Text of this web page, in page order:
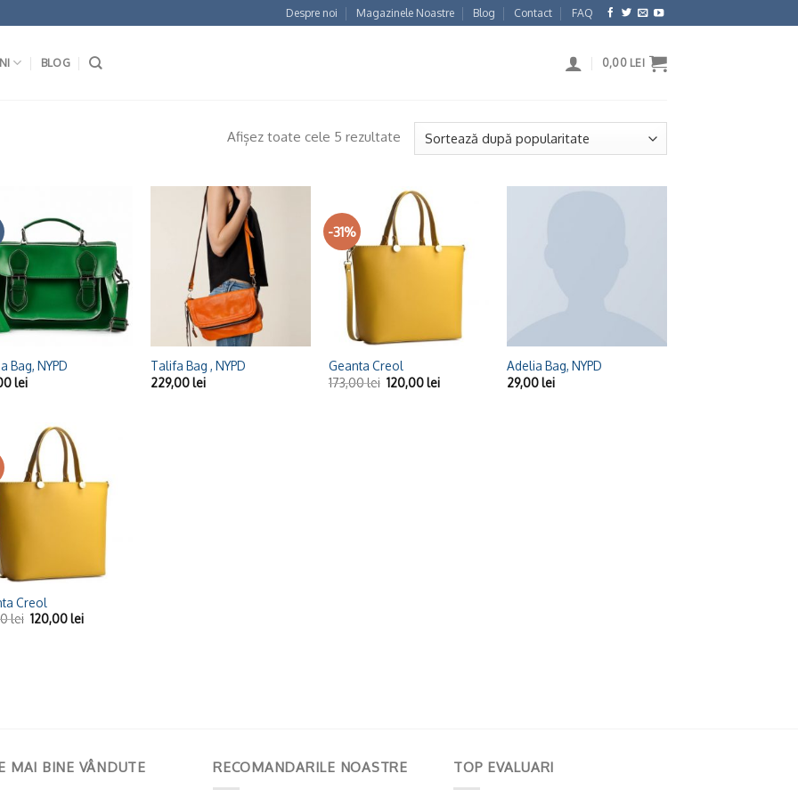
Despre noi Magazinele Noastre Blog Contact FAQ
BLOG 0,00 LEI
Afișez toate cele 5 rezultate
la
Wishlist
Bag, NYPD
lei
Wishlist
Talifa Bag , NYPD
229,00lei
-31%
la
Wishlist
+
Geanta Creol
173,00lei 120,00lei
Adelia Bag, NYPD
29,00lei
la
Wishlist
Creol
lei 120,00lei
MAI BINE VÂNDUTE RECOMANDARILE NOASTRE TOP EVALUARI